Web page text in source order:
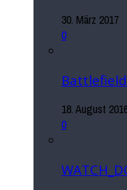
30. März 2017
0
18. August
0